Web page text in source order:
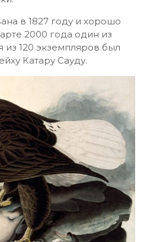
в 1827 году и хорошо
2000 года один из
из 120 экземпляров был
Катару Сауду.